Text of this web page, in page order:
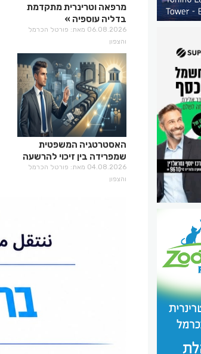
מרפאה וטרינרית מתקדמת
בדליה עוספיה
06.08.2026 מאת: פורטל הכרמל
והצפון
האסטרטגיה המשפטית
שמפרידה בין זיכוי להרשעה
בירושלים
04.08.2026 מאת: פורטל הכרמל
והצפון